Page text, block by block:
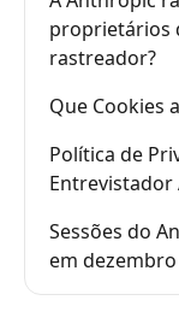
proprietários
rastreador?
Que Cookies
Política de
Sessões do
em